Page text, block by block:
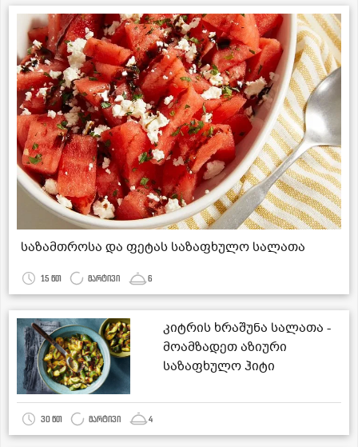
საზამთროსა და ფეტას საზაფხულო სალათა
15 წთ მარტივი 6
კიტრის ხრაშუნა სალათა -
მოამზადეთ აზიური
საზაფხულო ჰიტი
30 წთ მარტივი 4